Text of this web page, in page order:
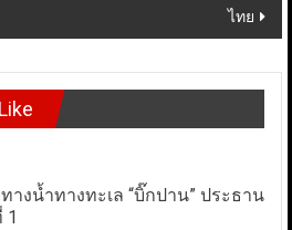
ไทย
างน้ำทางทะเล “บิ๊กปาน” ประธาน
1